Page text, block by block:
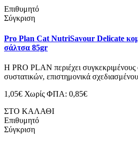
Επιθυμητό
Σύγκριση
Pro Plan Cat NutriSavour Delicate
σάλτσα 85gr
H PRO PLAN περιέχει
συστατικών, επιστημονικά
1,05€ Χωρίς ΦΠΑ: 0,85€
ΣΤΟ ΚΑΛΑΘΙ
Επιθυμητό
Σύγκριση